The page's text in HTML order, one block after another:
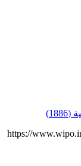
https://